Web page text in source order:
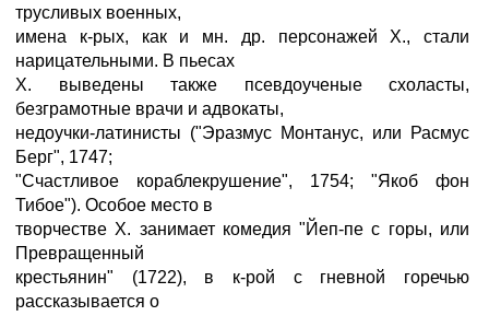
трусливых военных,
имена к-рых, как и мн. др. персонажей X., стали
нарицательными. В пьесах
X. выведены также псевдоученые схоласты,
безграмотные врачи и адвокаты,
недоучки-латинисты ("Эразмус Монтанус, или Расмус
Берг", 1747;
"Счастливое кораблекрушение", 1754; "Якоб фон
Тибое"). Особое место в
творчестве X. занимает комедия "Йеп-пе с горы, или
Превращенный
крестьянин" (1722), в к-рой с гневной горечью
рассказывается о